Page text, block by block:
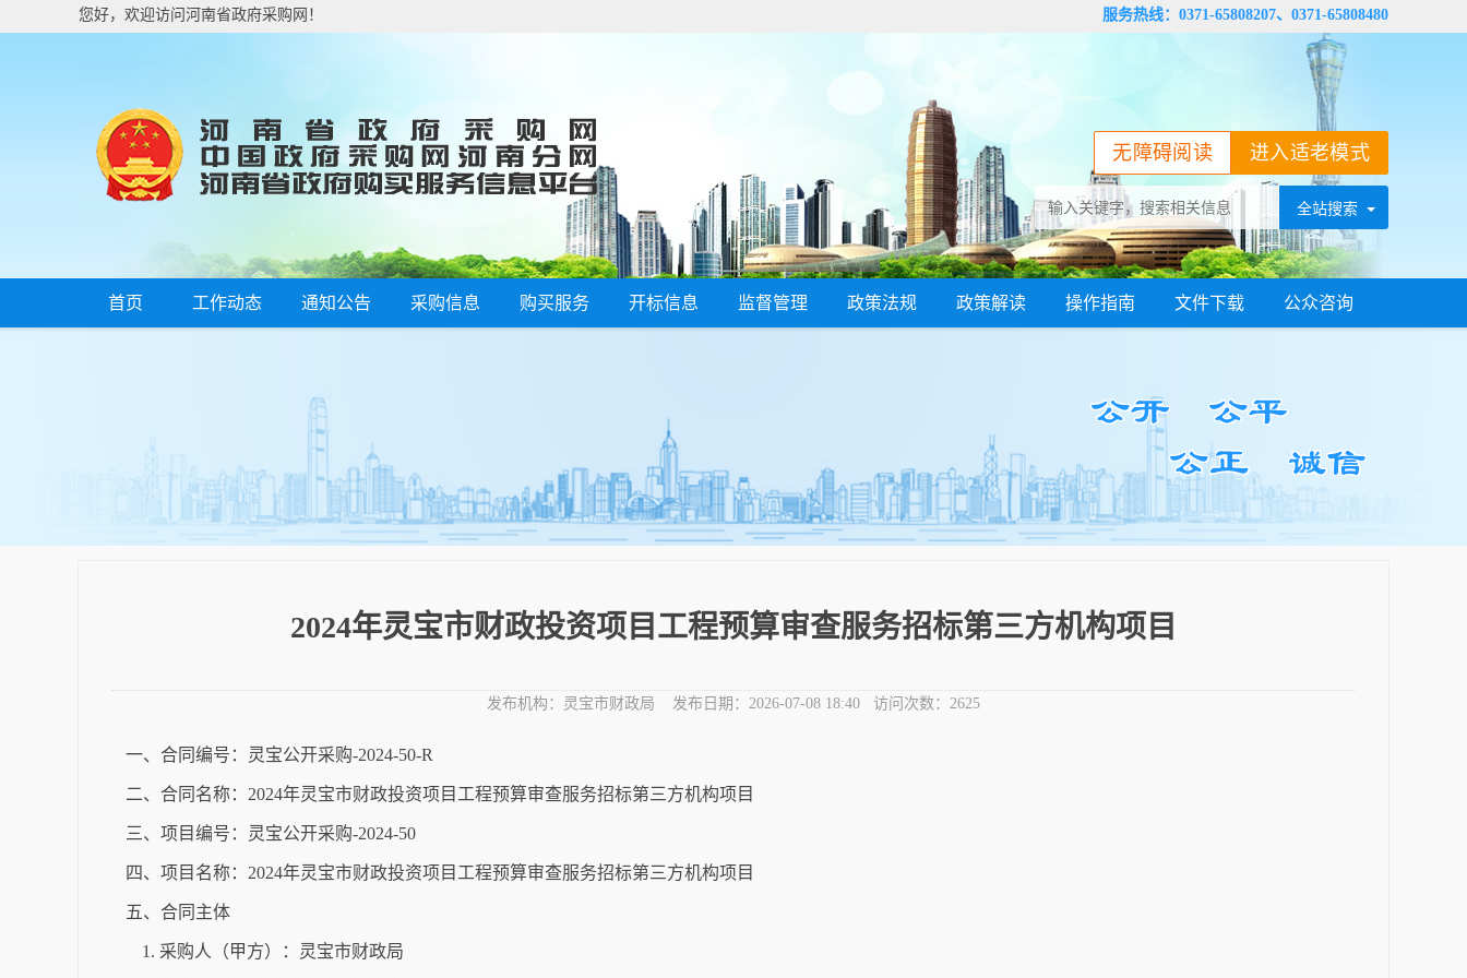
您好，欢迎访问河南省政府采购网！ 服务热线：0371-65808207、0371-65808480
进入适老模式
无障碍阅读
首页 工作动态 通知公告 采购信息 购买服务 开标信息 监督管理 政策法规 政策解读 操作指南 文件下载 公众咨询
2024年灵宝市财政投资项目工程预算审查服务招标第三方机构项目
发布机构： 灵宝市财政局 发布日期： 2026-07-08 18:40 访问次数： 2625
一、合同编号：灵宝公开采购-2024-50-R
二、合同名称：2024年灵宝市财政投资项目工程预算审查服务招标第三方机构项目
三、项目编号：灵宝公开采购-2024-50
四、项目名称：2024年灵宝市财政投资项目工程预算审查服务招标第三方机构项目
五、合同主体
1. 采购人（甲方）：灵宝市财政局